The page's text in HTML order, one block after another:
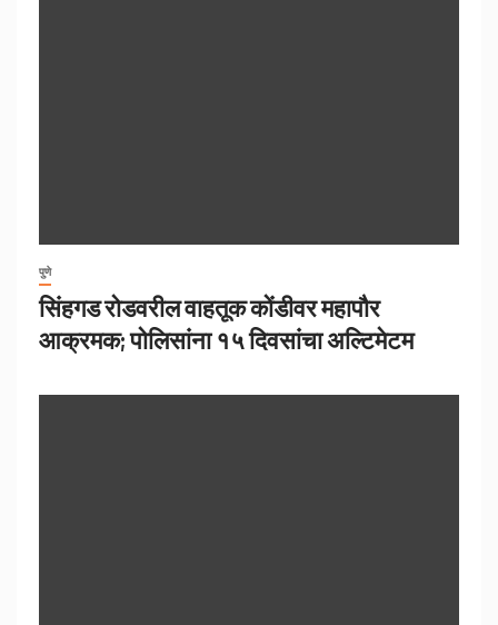
पुणे
सिंहगड रोडवरील वाहतूक कोंडीवर महापौर
आक्रमक; पोलिसांना १५ दिवसांचा अल्टिमेटम